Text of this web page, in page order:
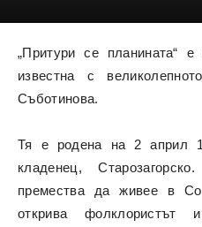
„Притури се планината“ е
известна с
Съботинова.
Тя е родена на 2 април
кладенец,
премества да живее в
открива